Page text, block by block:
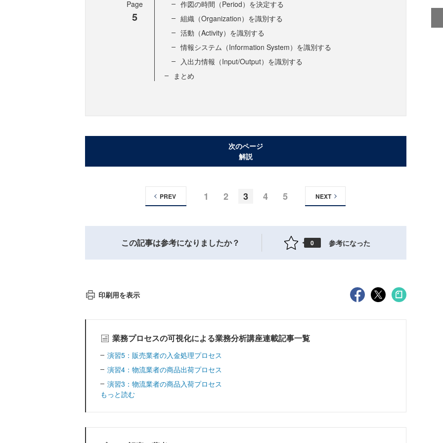
Page
5
作図の時間（Period）を決定する
組織（Organization）を識別する
活動（Activity）を識別する
情報システム（Information System）を識別する
入出力情報（Input/Output）を識別する
まとめ
次のページ
解説
1 2 3 4 5
PREV NEXT
この記事は参考になりましたか？ 0 参考になった
印刷用を表示
業務プロセスの可視化による業務分析講座連載記事一覧
演習5：販売業者の入金処理プロセス
演習4：物流業者の商品出荷プロセス
演習3：物流業者の商品入荷プロセス
もっと読む